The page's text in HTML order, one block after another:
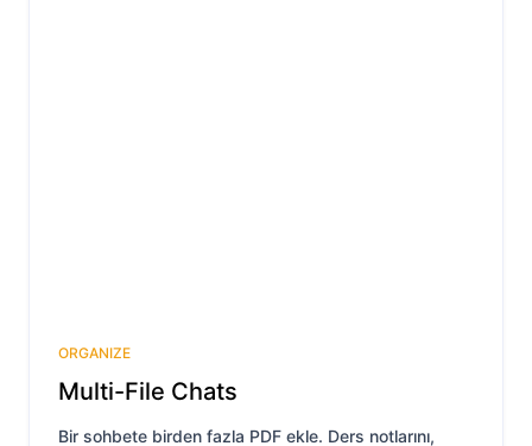
ORGANIZE
Multi-File Chats
Bir sohbete birden fazla PDF ekle. Ders notlarını,